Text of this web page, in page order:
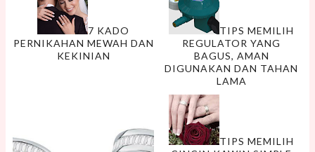
7 KADO
PERNIKAHAN MEWAH DAN
KEKINIAN
TIPS MEMILIH
REGULATOR YANG
BAGUS, AMAN
DIGUNAKAN DAN TAHAN
LAMA
TIPS MEMILIH